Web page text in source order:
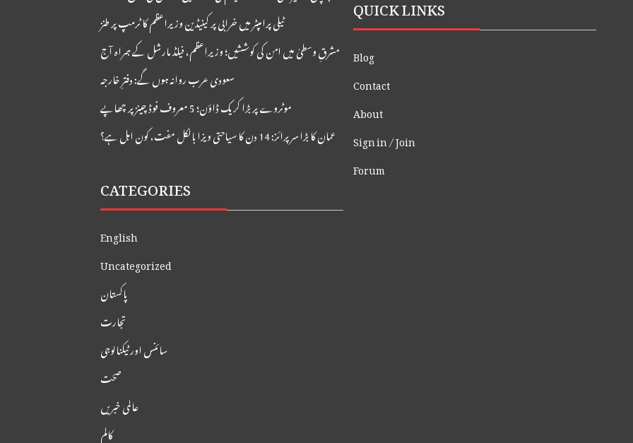
ٹیلی پرامپٹر میں خرابی پر کینیڈین وزیراعظم کا ٹرمپ پر طنز
مشرقِ وسطیٰ میں امن کی کوششیں؛ وزیراعظم، فیلڈ مارشل کے ہمراہ آج
سعودی عرب روانہ ہوں گے: دفترِ خارجہ
موٹروے پر بڑا کریک ڈاؤن؛ 5 معروف فوڈ چینز پر چھاپے
عمان کا بڑا سرپرائز: 14 دن کا سیاحتی ویزا بالکل مفت، کون اہل ہے؟
CATEGORIES
English
Uncategorized
پاکستان
تجارت
سائنس اور ٹیکنالوجی
صحت
عالمی خبریں
کالم
Blog
Contact
About
Sign in / Join
Forum